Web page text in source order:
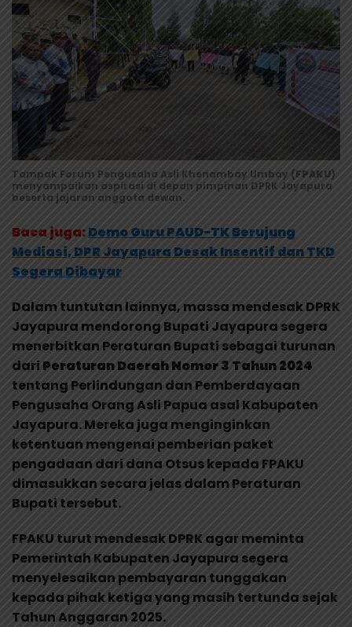
Tampak Forum Pengusaha Asli Khenambay Umbay (FPAKU)
menyampaikan aspirasi di depan pimpinan DPRK Jayapura
beserta jajaran anggota dewan.
Baca juga:Demo Guru PAUD-TK Berujung
Mediasi, DPR Jayapura Desak Insentif dan TKD
Segera Dibayar
Dalam tuntutan lainnya, massa mendesak DPRK
Jayapura mendorong Bupati Jayapura segera
menerbitkan Peraturan Bupati sebagai turunan
dari Peraturan Daerah Nomor 3 Tahun 2024
tentang Perlindungan dan Pemberdayaan
Pengusaha Orang Asli Papua asal Kabupaten
Jayapura. Mereka juga menginginkan
ketentuan mengenai pemberian paket
pengadaan dari dana Otsus kepada FPAKU
dimasukkan secara jelas dalam Peraturan
Bupati tersebut.
FPAKU turut mendesak DPRK agar meminta
Pemerintah Kabupaten Jayapura segera
menyelesaikan pembayaran tunggakan
kepada pihak ketiga yang masih tertunda sejak
Tahun Anggaran 2025.